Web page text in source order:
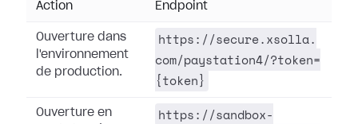
Action Endpoint
Ouverture dans
l'environnement
de production.
https://secure.xsolla.
com/paystation4/?token=
{token}
Ouverture en
https://sandbox-